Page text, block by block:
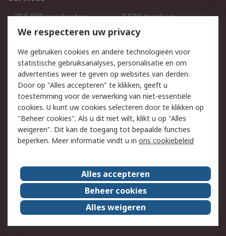
750.000 producten
2.500 merken
Bestellen
Inkoopoplossingen
Track & Trace
Wettelijk
Cookiebeleid
Email veiligheid
Privacybeleid
Websitevoorwaarden
Algemene
verkoopvoorwaarden
Over RS
RS Group
Over ons
RS wereldwijd
Werken bij RS
ESG
We respecteren uw privacy
We gebruiken cookies en andere technologieën voor
statistische gebruiksanalyses, personalisatie en om
advertenties weer te geven op websites van derden.
Door op "Alles accepteren" te klikken, geeft u
toestemming voor de verwerking van niet-essentiële
cookies. U kunt uw cookies selecteren door te klikken op
"Beheer cookies". Als u dit niet wilt, klikt u op "Alles
weigeren". Dit kan de toegang tot bepaalde functies
beperken. Meer informatie vindt u in ons cookiebeleid
Alles accepteren
Beheer cookies
Alles weigeren